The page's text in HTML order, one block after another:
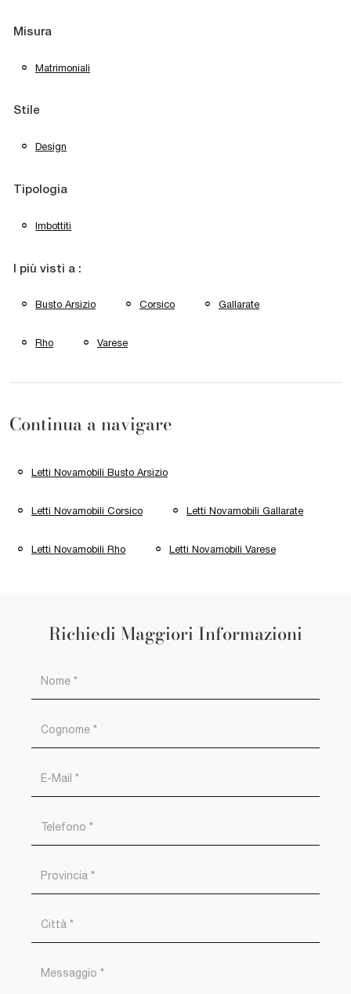
Misura
Matrimoniali
Stile
Design
Tipologia
Imbottiti
I più visti a :
Busto Arsizio Corsico Gallarate
Rho Varese
Continua a navigare
Letti Novamobili Busto Arsizio
Letti Novamobili Corsico Letti Novamobili Gallarate
Letti Novamobili Rho Letti Novamobili Varese
Richiedi Maggiori Informazioni